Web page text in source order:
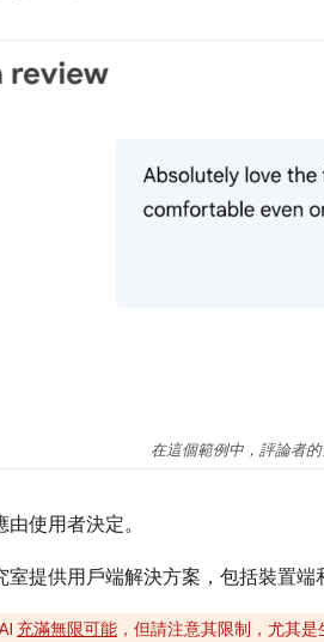
在這個範例中，評論者
使用者決定。
室提供用戶端解決方案，包括裝置端
充滿無限可能 ，但請注意其限制，尤其